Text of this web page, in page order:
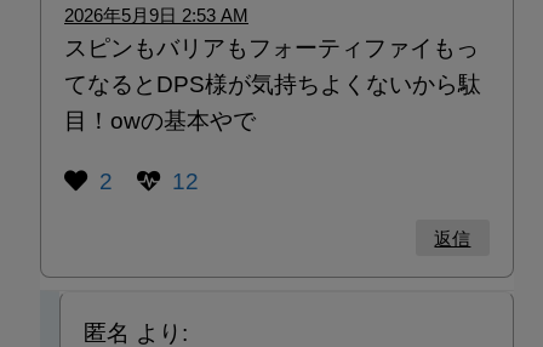
2026年5月9日 2:53 AM
スピンもバリアもフォーティファイもっ
てなるとDPS様が気持ちよくないから駄
目！owの基本やで
2 12
返信
匿名 より: